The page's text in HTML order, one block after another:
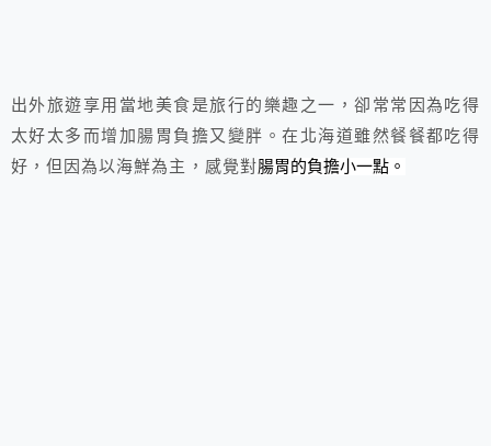
出外旅遊享用當地美食是旅行的樂趣之一，卻常常因為吃得
太好太多而增加腸胃負擔又變胖。在北海道雖然餐餐都吃得
好，但因為以海鮮為主，感覺對腸胃的負擔小一點。